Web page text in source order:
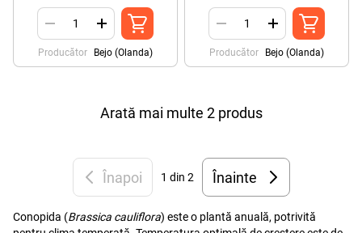
Producător Bejo (Olanda) Producător Bejo (Olanda)
Arată mai multe 2 produs
Înapoi 1 din 2 Înainte
Conopida (Brassica cauliflora) este o plantă anuală, potrivită